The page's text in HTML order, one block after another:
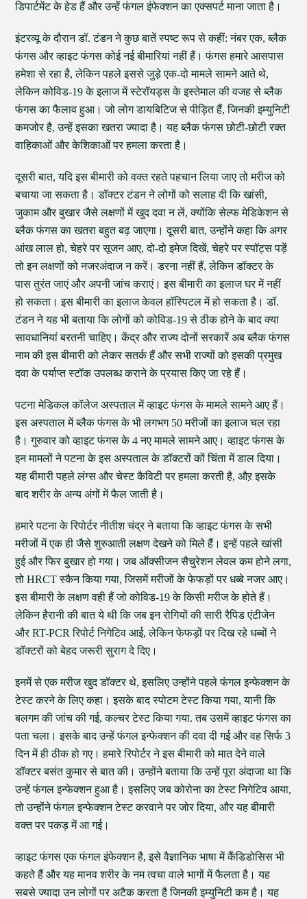
डिपार्टमेंट के हेड हैं और उन्हें फंगल इंफेक्शन का एक्सपर्ट माना जाता है।
इंटरव्यू के दौरान डॉ. टंडन ने कुछ बातें स्पष्ट रूप से कहीं: नंबर एक, ब्लैक
फंगस और व्हाइट फंगस कोई नई बीमारियां नहीं हैं। फंगस हमारे आसपास
हमेशा से रहा है, लेकिन पहले इससे जुड़े एक-दो मामले सामने आते थे,
लेकिन कोविड-19 के इलाज में स्टेरॉयड्स के इस्तेमाल की वजह से ब्लैक
फंगस का फैलाव हुआ। जो लोग डायबिटिज से पीड़ित हैं, जिनकी इम्युनिटी
कमजोर है, उन्हें इसका खतरा ज्यादा है। यह ब्लैक फंगस छोटी-छोटी रक्त
वाहिकाओं और केशिकाओं पर हमला करता है।
दूसरी बात, यदि इस बीमारी को वक्त रहते पहचान लिया जाए तो मरीज को
बचाया जा सकता है। डॉक्टर टंडन ने लोगों को सलाह दी कि खांसी,
जुकाम और बुखार जैसे लक्षणों में खुद दवा न लें, क्योंकि सेल्फ मेडिकेशन से
ब्लैक फंगस का खतरा बहुत बढ़ जाएगा। दूसरी बात, उन्होंने कहा कि अगर
आंख लाल हो, चेहरे पर सूजन आए, दो-दो इमेज दिखें, चेहरे पर स्पॉट्स पड़ें
तो इन लक्षणों को नजरअंदाज न करें। डरना नहीं हैं, लेकिन डॉक्टर के
पास तुरंत जाएं और अपनी जांच कराएं। इस बीमारी का इलाज घर में नहीं
हो सकता। इस बीमारी का इलाज केवल हॉस्पिटल में हो सकता है। डॉ.
टंडन ने यह भी बताया कि लोगों को कोविड-19 से ठीक होने के बाद क्या
सावधानियां बरतनी चाहिए। केंद्र और राज्य दोनों सरकारें अब ब्लैक फंगस
नाम की इस बीमारी को लेकर सतर्क हैं और सभी राज्यों को इसकी प्रमुख
दवा के पर्याप्त स्टॉक उपलब्ध कराने के प्रयास किए जा रहे हैं।
पटना मेडिकल कॉलेज अस्पताल में व्हाइट फंगस के मामले सामने आए हैं।
इस अस्पताल में ब्लैक फंगस के भी लगभग 50 मरीजों का इलाज चल रहा
है। गुरुवार को व्हाइट फंगस के 4 नए मामले सामने आए। व्हाइट फंगस के
इन मामलों ने पटना के इस अस्पताल के डॉक्टरों कों चिंता में डाल दिया।
यह बीमारी पहले लंग्स और चेस्ट कैविटी पर हमला करती है, औऱ इसके
बाद शरीर के अन्य अंगों में फैल जाती है।
हमारे पटना के रिपोर्टर नीतीश चंद्र ने बताया कि व्हाइट फंगस के सभी
मरीजों में एक ही जैसे शुरुआती लक्षण देखने को मिले हैं। इन्हें पहले खांसी
हुई और फिर बुखार हो गया। जब ऑक्सीजन सैचुरेशन लेवल कम होने लगा,
तो HRCT स्कैन किया गया, जिसमें मरीजों के फेफड़ों पर धब्बे नजर आए।
इस बीमारी के लक्षण वही हैं जो कोविड-19 के किसी मरीज के होते हैं।
लेकिन हैरानी की बात ये थी कि जब इन रोगियों की सारी रैपिड एंटीजेन
और RT-PCR रिपोर्ट निगेटिव आई, लेकिन फेफड़ों पर दिख रहे धब्बों ने
डॉक्टरों को बेहद जरूरी सुराग दे दिए।
इनमें से एक मरीज खुद डॉक्टर थे, इसलिए उन्होंने पहले फंगल इन्फेक्शन के
टेस्ट करने के लिए कहा। इसके बाद स्पोटम टेस्ट किया गया, यानी कि
बलगम की जांच की गई, कल्चर टेस्ट किया गया. तब उसमें व्हाइट फंगस का
पता चला। इसके बाद उन्हें फंगल इन्फेक्शन की दवा दी गई और वह सिर्फ 3
दिन में ही ठीक हो गए। हमारे रिपोर्टर ने इस बीमारी को मात देने वाले
डॉक्टर बसंत कुमार से बात की। उन्होंने बताया कि उन्हें पूरा अंदाजा था कि
उन्हें फंगल इन्फेक्शन हुआ है। इसलिए जब कोरोना का टेस्ट निगेटिव आया,
तो उन्होंने फंगल इन्फेक्शन टेस्ट करवाने पर जोर दिया, और यह बीमारी
वक्त पर पकड़ में आ गई।
व्हाइट फंगस एक फंगल इंफेक्शन है, इसे वैज्ञानिक भाषा में कैंडिडोसिस भी
कहते हैं और यह मानव शरीर के नम त्वचा वाले भागों में फैलता है। यह
सबसे ज्यादा उन लोगों पर अटैक करता है जिनकी इम्युनिटी कम है। यह